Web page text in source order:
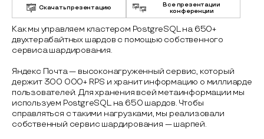
Скачать презентацию
Все презентации
конференции
Как мы управляем кластером PostgreSQL на 650+
двухтерабайтных шардов с помощью собственного
сервиса шардирования.
Яндекс Почта — высоконагруженный сервис, который
держит 300 000+ RPS и хранит информацию о миллиарде
пользователей. Для хранения всей метаинформации мы
используем PostgreSQL на 650 шардов. Чтобы
справляться с такими нагрузками, мы реализовали
собственный сервис шардирования — шарпей.